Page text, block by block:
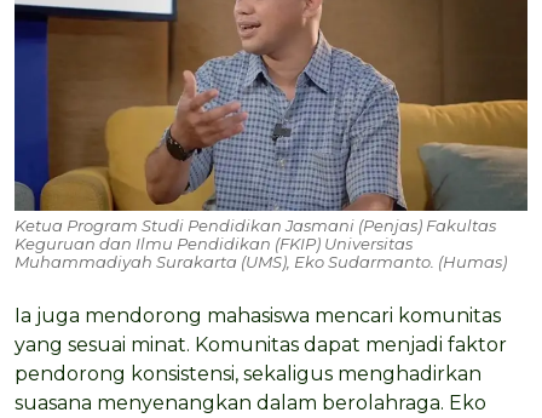
Ketua Program Studi Pendidikan Jasmani (Penjas) Fakultas
Keguruan dan Ilmu Pendidikan (FKIP) Universitas
Muhammadiyah Surakarta (UMS), Eko Sudarmanto. (Humas)
Ia juga mendorong mahasiswa mencari komunitas
yang sesuai minat. Komunitas dapat menjadi faktor
pendorong konsistensi, sekaligus menghadirkan
suasana menyenangkan dalam berolahraga. Eko